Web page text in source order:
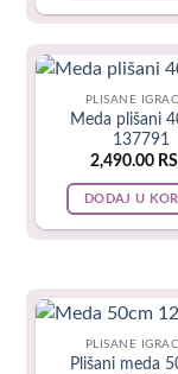
napravljene da
testove
napravljene.
Neke od mojih
koje su sva moja
PLISANE
Meda plišani
137791
2,490.00
DODAJ U
PLISANE
Plišani meda